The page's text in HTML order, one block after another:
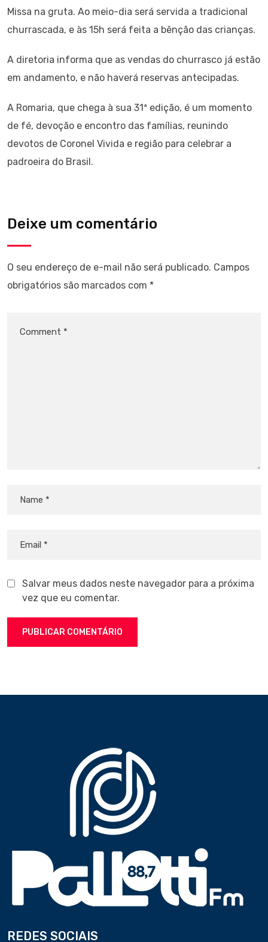
Missa na gruta. Ao meio-dia será servida a tradicional
churrascada, e às 15h será feita a bênção das crianças.
A diretoria informa que as vendas do churrasco já estão
em andamento, e não haverá reservas antecipadas.
A Romaria, que chega à sua 31ª edição, é um momento
de fé, devoção e encontro das famílias, reunindo
devotos de Coronel Vivida e região para celebrar a
padroeira do Brasil.
Deixe um comentário
O seu endereço de e-mail não será publicado. Campos
obrigatórios são marcados com *
Salvar meus dados neste navegador para a próxima
vez que eu comentar.
REDES SOCIAIS